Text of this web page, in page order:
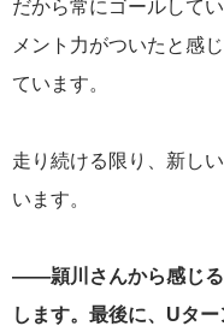
だから常にゴールして
メント力がついたと感
ています。
走り続ける限り、新し
います。
——頴川さんから感じる
します。最後に、Uタ